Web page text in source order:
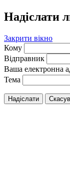
Надіслати
Закрити вікно
Кому
Відправник
Ваша електронна
Тема
Надіслати